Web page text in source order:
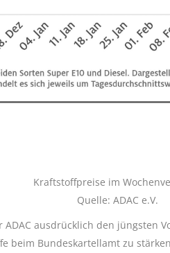
Kraftstoffpreise im
Quelle: ADAC e.V.
ausdrücklich den jüngsten
beim Bundeskartellamt zu